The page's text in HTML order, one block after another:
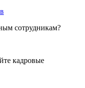
сотрудникам?
кадровые